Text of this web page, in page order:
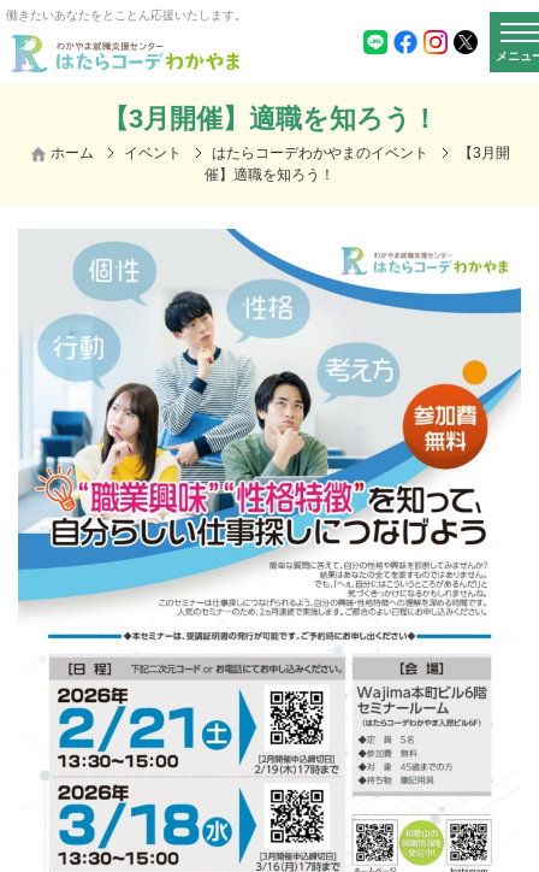
働きたいあなたをとことん応援いたします。
メニュ
【3月開催】適職を知ろう！
ホーム イベント はたらコーデわかやまのイベント
【3月開
催】適職を知ろう！